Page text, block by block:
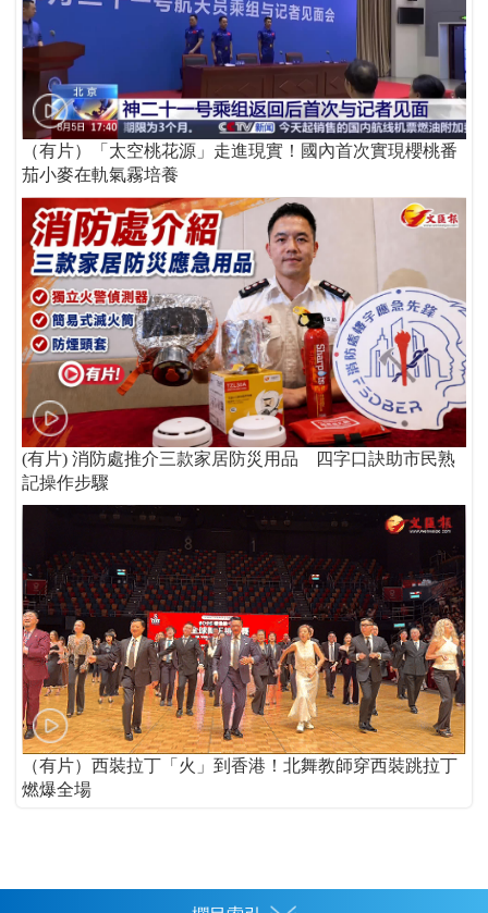
（有片）「太空桃花源」走進現實！國內首次實現櫻桃番
茄小麥在軌氣霧培養
(有片) 消防處推介三款家居防災用品 四字口訣助市民熟
記操作步驟
（有片）西裝拉丁「火」到香港！北舞教師穿西裝跳拉丁
燃爆全場